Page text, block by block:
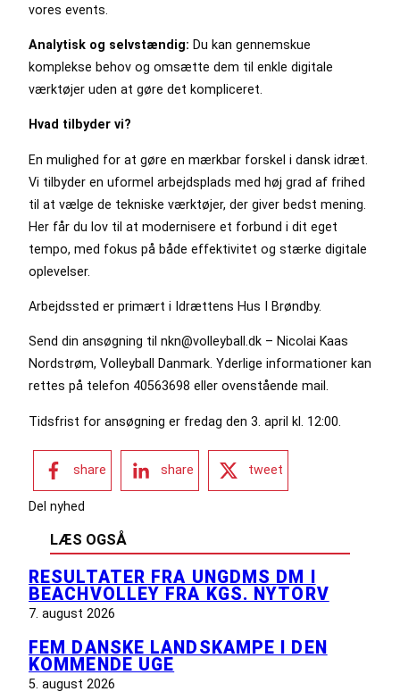
vores events.
Analytisk og selvstændig: Du kan gennemskue
komplekse behov og omsætte dem til enkle digitale
værktøjer uden at gøre det kompliceret.
Hvad tilbyder vi?
En mulighed for at gøre en mærkbar forskel i dansk idræt.
Vi tilbyder en uformel arbejdsplads med høj grad af frihed
til at vælge de tekniske værktøjer, der giver bedst mening.
Her får du lov til at modernisere et forbund i dit eget
tempo, med fokus på både effektivitet og stærke digitale
oplevelser.
Arbejdssted er primært i Idrættens Hus I Brøndby.
Send din ansøgning til nkn@volleyball.dk – Nicolai Kaas
Nordstrøm, Volleyball Danmark. Yderlige informationer kan
rettes på telefon 40563698 eller ovenstående mail.
Tidsfrist for ansøgning er fredag den 3. april kl. 12:00.
share share tweet
Del nyhed
LÆS OGSÅ
RESULTATER FRA UNGDMS DM I
BEACHVOLLEY FRA KGS. NYTORV
7. august 2026
FEM DANSKE LANDSKAMPE I DEN
KOMMENDE UGE
5. august 2026